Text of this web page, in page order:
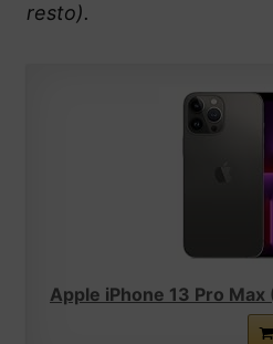
resto).
Apple iPhone 13 Pro